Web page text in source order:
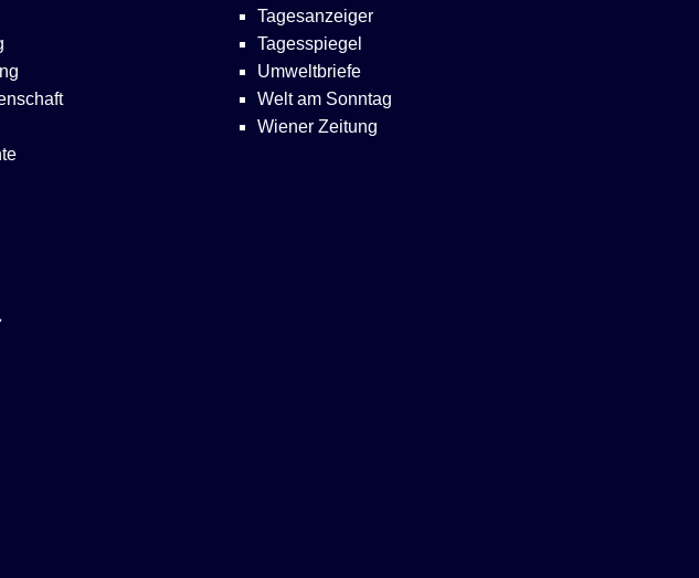
Tagesanzeiger
Tagesspiegel
Umweltbriefe
Welt am Sonntag
Wiener Zeitung